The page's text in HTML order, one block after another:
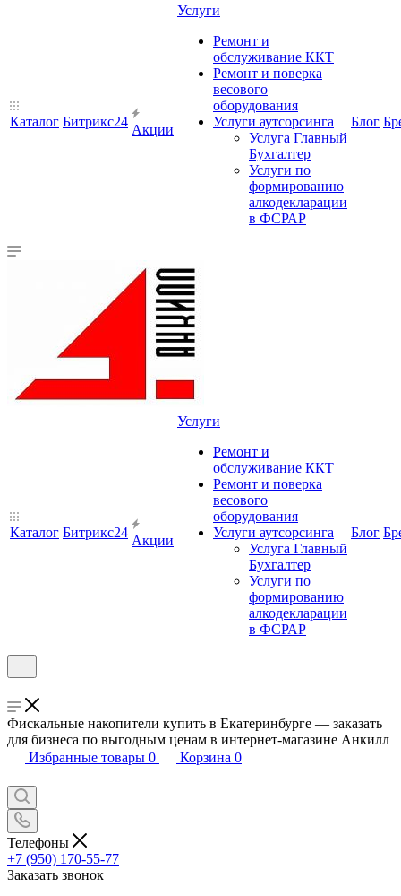
Каталог Битрикс24
Акции
Услуги
Ремонт и
обслуживание ККТ
Ремонт и поверка
весового
оборудования
Услуги аутсорсинга
Услуга Главный
Бухгалтер
Услуги по
формированию
алкодекларации
в ФСРАР
Блог
Каталог Битрикс24
Акции
Услуги
Ремонт и
обслуживание ККТ
Ремонт и поверка
весового
оборудования
Услуги аутсорсинга
Услуга Главный
Бухгалтер
Услуги по
формированию
алкодекларации
в ФСРАР
Блог
Фискальные накопители купить в Екатеринбурге — заказать
для бизнеса по выгодным ценам в интернет-магазине Анкилл
Избранные товары 0 Корзина 0
Телефоны
+7 (950) 170-55-77
Заказать звонок